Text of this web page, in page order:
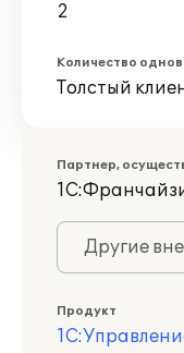
2
Количество
Толстый
Партнер,
Другие
Продукт